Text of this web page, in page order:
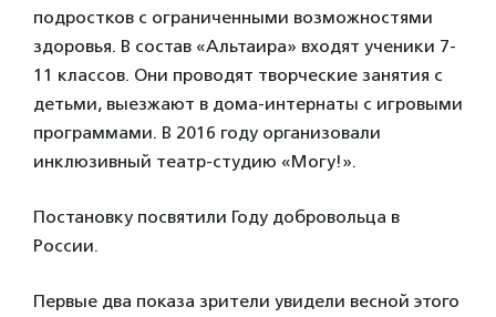
подростков с ограниченными возможностями
здоровья. В состав «Альтаира» входят ученики 7-
11 классов. Они проводят творческие занятия с
детьми, выезжают в дома-интернаты с игровыми
программами. В 2016 году организовали
инклюзивный театр-студию «Могу!».
Постановку посвятили Году добровольца в
России.
Первые два показа зрители увидели весной этого